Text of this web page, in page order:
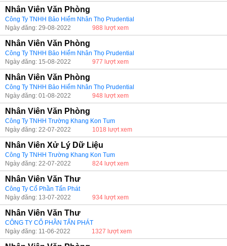
Nhân Viên Văn Phòng
Công Ty TNHH Bảo Hiểm Nhân Thọ Prudential
Ngày đăng: 29-08-2022
988 lượt xem
Nhân Viên Văn Phòng
Công Ty TNHH Bảo Hiểm Nhân Thọ Prudential
Ngày đăng: 15-08-2022
977 lượt xem
Nhân Viên Văn Phòng
Công Ty TNHH Bảo Hiểm Nhân Thọ Prudential
Ngày đăng: 01-08-2022
948 lượt xem
Nhân Viên Văn Phòng
Công Ty TNHH Trường Khang Kon Tum
Ngày đăng: 22-07-2022
1018 lượt xem
Nhân Viên Xử Lý Dữ Liệu
Công Ty TNHH Trường Khang Kon Tum
Ngày đăng: 22-07-2022
824 lượt xem
Nhân Viên Văn Thư
Công Ty Cổ Phần Tấn Phát
Ngày đăng: 13-07-2022
934 lượt xem
Nhân Viên Văn Thư
CÔNG TY CỔ PHẦN TẤN PHÁT
Ngày đăng: 11-06-2022
1327 lượt xem